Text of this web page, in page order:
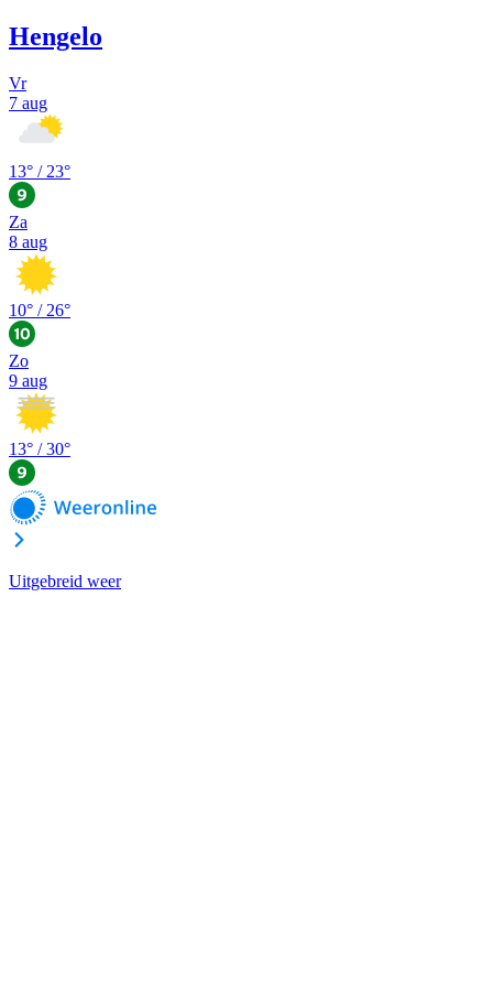
Hengelo
Vr
7 aug
13° / 23°
Za
8 aug
10° / 26°
Zo
9 aug
13° /30°
Uitgebreid weer